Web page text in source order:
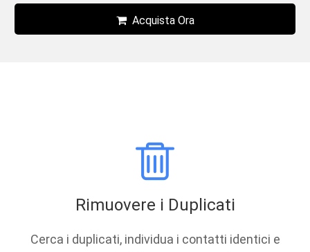
Acquista Ora
Rimuovere i Duplicati
Cerca i duplicati, individua i contatti identici e